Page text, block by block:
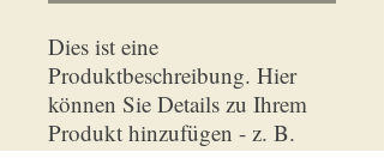
Dies ist eine
Produktbeschreibung. Hier
können Sie Details zu Ihrem
Produkt hinzufügen - z. B.